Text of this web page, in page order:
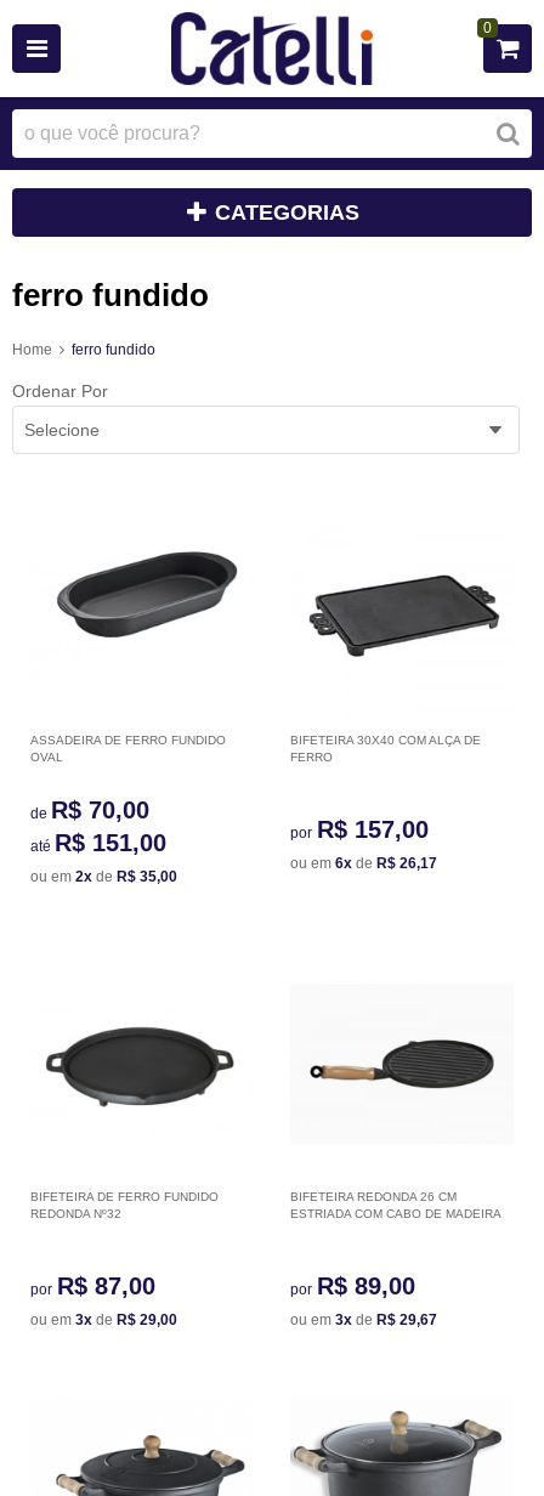
0
CATEGORIAS
ferro fundido
Home ferro fundido
Ordenar Por
Selecione
ASSADEIRA DE FERRO FUNDIDO
OVAL
de R$ 70,00
até R$ 151,00
ou em 2x de R$ 35,00
BIFETEIRA 30X40 COM ALÇA DE
FERRO
por R$ 157,00
ou em 6x de R$ 26,17
BIFETEIRA DE FERRO FUNDIDO
REDONDA Nº32
por R$ 87,00
ou em 3x de R$ 29,00
BIFETEIRA REDONDA 26 CM
ESTRIADA COM CABO DE MADEIRA
por R$ 89,00
ou em 3x de R$ 29,67